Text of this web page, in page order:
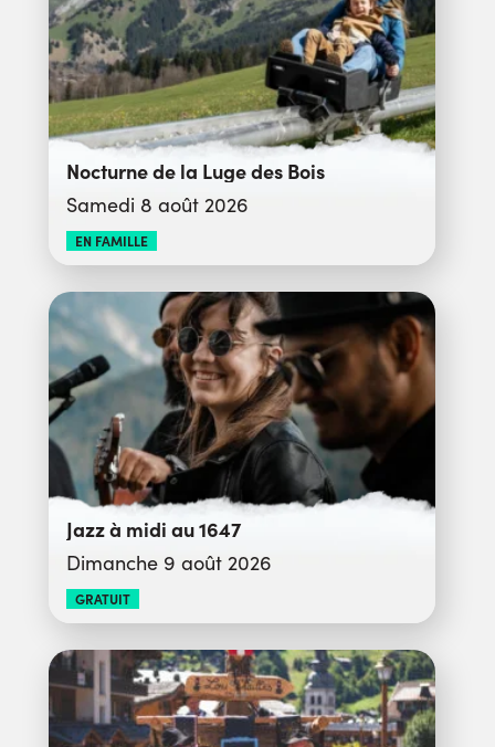
Nocturne de la Luge des Bois
Samedi 8 août 2026
EN FAMILLE
Jazz à midi au 1647
Dimanche 9 août 2026
GRATUIT